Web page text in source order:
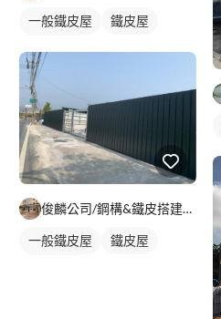
一般鐵皮屋
鐵皮屋
俊麟公司/鋼構&鐵皮搭建&採光罩
一般鐵皮屋
鐵皮屋